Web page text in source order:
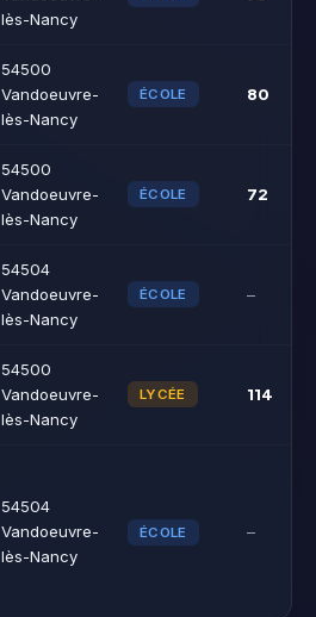
lès-Nancy
54500
Vandoeuvre-
lès-Nancy
ÉCOLE 80
54500
Vandoeuvre-
lès-Nancy
ÉCOLE 72
54504
Vandoeuvre-
lès-Nancy
ÉCOLE –
54500
Vandoeuvre-
lès-Nancy
LYCÉE 114
54504
Vandoeuvre-
lès-Nancy
ÉCOLE –